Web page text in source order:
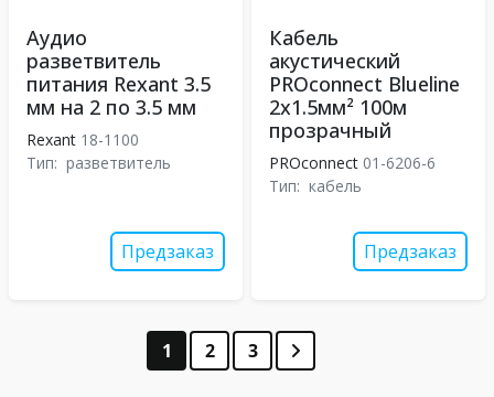
Аудио
разветвитель
питания Rexant 3.5
мм на 2 по 3.5 мм
Rexant 18-1100
Тип: разветвитель
Предзаказ
Кабель
акустический
PROconnect Blueline
2х1.5мм² 100м
прозрачный
PROconnect 01-6206-6
Тип: кабель
Предзаказ
1 2 3